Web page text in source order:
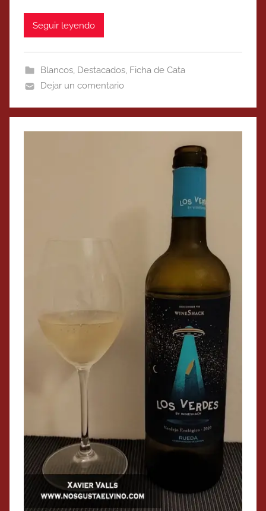
Seguir leyendo
Blancos, Destacados, Ficha de Cata
Dejar un comentario